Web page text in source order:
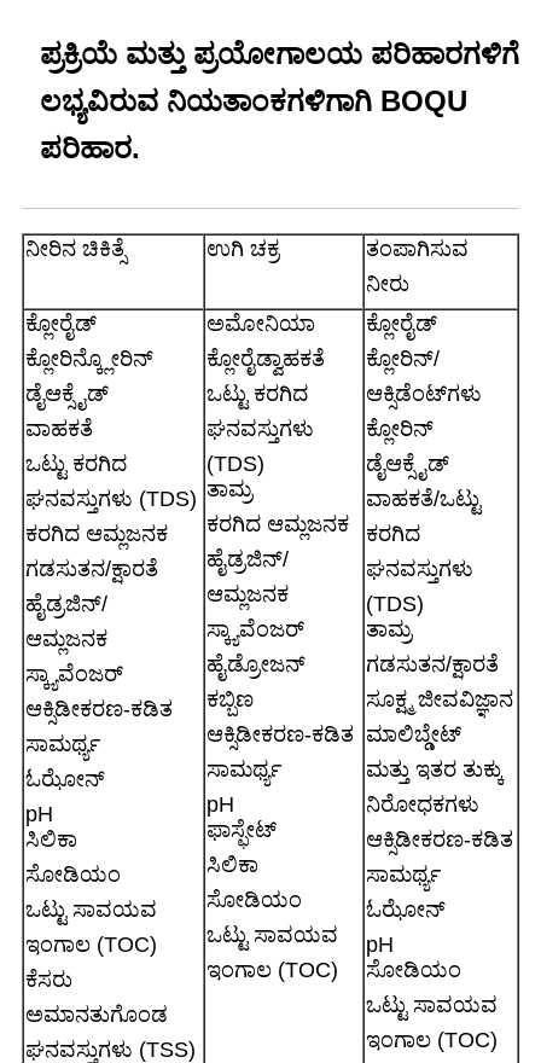
ಪ್ರಕ್ರಿಯೆ ಮತ್ತು ಪ್ರಯೋಗಾಲಯ ಪರಿಹಾರಗಳಿಗೆ
ಲಭ್ಯವಿರುವ ನಿಯತಾಂಕಗಳಿಗಾಗಿ BOQU
ಪರಿಹಾರ.
ನೀರಿನ ಚಿಕಿತ್ಸೆ ಉಗಿ ಚಕ್ರ
ತಂಪಾಗಿಸುವ
ನೀರು
ಕ್ಲೋರೈಡ್
ಕ್ಲೋರಿನ್ಕ್ಲೋರಿನ್
ಡೈಆಕ್ಸೈಡ್
ವಾಹಕತೆ
ಒಟ್ಟು ಕರಗಿದ
ಘನವಸ್ತುಗಳು (TDS)
ಕರಗಿದ ಆಮ್ಲಜನಕ
ಗಡಸುತನ/ಕ್ಷಾರತೆ
ಹೈಡ್ರಜಿನ್/
ಆಮ್ಲಜನಕ
ಸ್ಕ್ಯಾವೆಂಜರ್
ಆಕ್ಸಿಡೀಕರಣ-ಕಡಿತ
ಸಾಮರ್ಥ್ಯ
ಓಝೋನ್
pH
ಸಿಲಿಕಾ
ಸೋಡಿಯಂ
ಒಟ್ಟು ಸಾವಯವ
ಇಂಗಾಲ (TOC)
ಕೆಸರು
ಅಮಾನತುಗೊಂಡ
ಘನವಸ್ತುಗಳು (TSS)
ಅಮೋನಿಯಾ
ಕ್ಲೋರೈಡ್ವಾಹಕತೆ
ಒಟ್ಟು ಕರಗಿದ
ಘನವಸ್ತುಗಳು
(TDS)
ತಾಮ್ರ
ಕರಗಿದ ಆಮ್ಲಜನಕ
ಹೈಡ್ರಜಿನ್/
ಆಮ್ಲಜನಕ
ಸ್ಕ್ಯಾವೆಂಜರ್
ಹೈಡ್ರೋಜನ್
ಕಬ್ಬಿಣ
ಆಕ್ಸಿಡೀಕರಣ-ಕಡಿತ
ಸಾಮರ್ಥ್ಯ
pH
ಫಾಸ್ಫೇಟ್
ಸಿಲಿಕಾ
ಸೋಡಿಯಂ
ಒಟ್ಟು ಸಾವಯವ
ಇಂಗಾಲ (TOC)
ಕ್ಲೋರೈಡ್
ಕ್ಲೋರಿನ್/
ಆಕ್ಸಿಡೆಂಟ್‌ಗಳು
ಕ್ಲೋರಿನ್
ಡೈಆಕ್ಸೈಡ್
ವಾಹಕತೆ/ಒಟ್ಟು
ಕರಗಿದ
ಘನವಸ್ತುಗಳು
(TDS)
ತಾಮ್ರ
ಗಡಸುತನ/ಕ್ಷಾರತೆ
ಸೂಕ್ಷ್ಮ ಜೀವವಿಜ್ಞಾನ
ಮಾಲಿಬ್ಡೇಟ್
ಮತ್ತು ಇತರ ತುಕ್ಕು
ನಿರೋಧಕಗಳು
ಆಕ್ಸಿಡೀಕರಣ-ಕಡಿತ
ಸಾಮರ್ಥ್ಯ
ಓಝೋನ್
pH
ಸೋಡಿಯಂ
ಒಟ್ಟು ಸಾವಯವ
ಇಂಗಾಲ (TOC)